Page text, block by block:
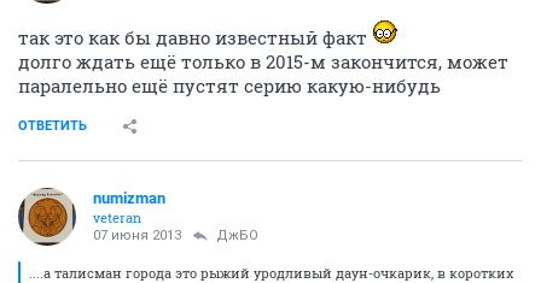
так это как бы давно известный факт
долго ждать ещё только в 2015-м закончится, может
паралельно ещё пустят серию какую-нибудь
ОТВЕТИТЬ
numizman
veteran
07 июня 2013 ДжБО
....а талисман города это рыжий уродливый даун-очкарик, в коротких